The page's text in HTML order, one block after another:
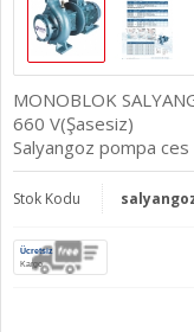
MONOBLOK
660 V(Şasesiz)
Salyangoz pompa
Stok Kodu
Ücretsiz
Kargo